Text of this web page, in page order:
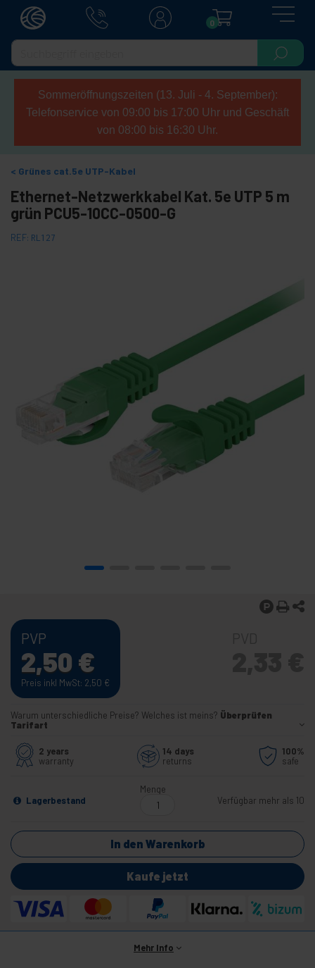
0
Sommeröffnungszeiten (13. Juli - 4. September):
Telefonservice von 09:00 bis 17:00 Uhr und Geschäft
von 08:00 bis 16:30 Uhr.
Grünes cat.5e UTP-Kabel
Ethernet-Netzwerkkabel Kat. 5e UTP 5 m
grün PCU5-10CC-0500-G
REF: RL127
PVP
2,50 €
Preis inkl MwSt: 2,50 €
Warum unterschiedliche Preise? Welches ist meins? Überprüfen
Tarifart
2 years
warranty
14 days
returns
100%
safe
Lagerbestand
Menge
Verfügbar mehr als 10
In den Warenkorb
Kaufe jetzt
Mehr Info